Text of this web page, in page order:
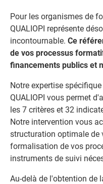
Pour les organismes de
QUALIOPI représente
incontournable. Ce
de vos processus
financements publics et
Notre expertise
QUALIOPI vous permet
les 7 critères et 32
Notre intervention vous
structuration optimale de
formalisation de vos
instruments de suivi
Au-delà de l'obtention de